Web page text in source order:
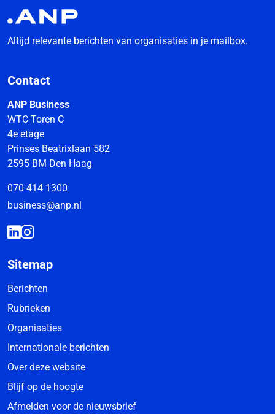
Altijd relevante berichten van organisaties in je mailbox.
Contact
ANP Business
WTC Toren C
4e etage
Prinses Beatrixlaan 582
2595 BM Den Haag
070 414 1300
business@anp.nl
Sitemap
Berichten
Rubrieken
Organisaties
Internationale berichten
Over deze website
Blijf op de hoogte
Afmelden voor de nieuwsbrief